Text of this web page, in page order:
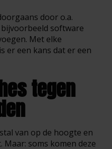
door o.a.
software
Met elke
er een kans dat er een
tegen
van op de hoogte en
soms komen deze